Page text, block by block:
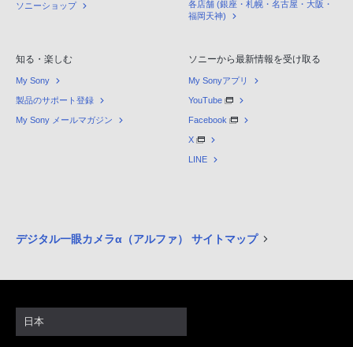
ソニーショップ
各店舗 (銀座・札幌・名古屋・大阪・
福岡天神)
知る・楽しむ
My Sony
製品のサポート登録
My Sony メールマガジン
ソニーから最新情報を受け取る
My Sonyアプリ
YouTube
Facebook
X
LINE
デジタル一眼カメラα（アルファ） サイトマップ
日本